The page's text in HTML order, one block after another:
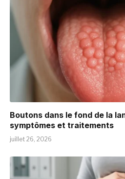
Boutons dans le fond de la
symptômes et traitements
juillet 26, 2026